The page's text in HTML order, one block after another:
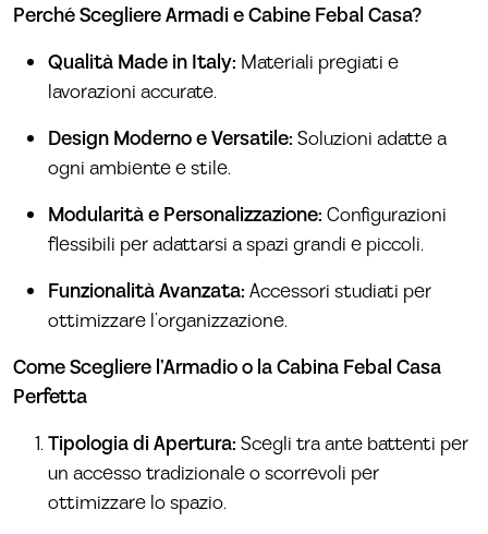
Perché Scegliere Armadi e Cabine Febal Casa?
Qualità Made in Italy: Materiali pregiati e
lavorazioni accurate.
Design Moderno e Versatile: Soluzioni adatte a
ogni ambiente e stile.
Modularità e Personalizzazione: Configurazioni
flessibili per adattarsi a spazi grandi e piccoli.
Funzionalità Avanzata: Accessori studiati per
ottimizzare l’organizzazione.
Come Scegliere l’Armadio o la Cabina Febal Casa
Perfetta
Tipologia di Apertura: Scegli tra ante battenti per
un accesso tradizionale o scorrevoli per
ottimizzare lo spazio.